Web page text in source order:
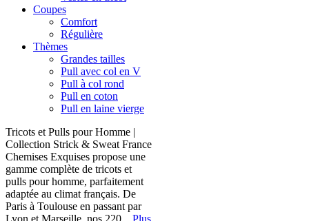
Coupes
Comfort
Régulière
Thèmes
Grandes tailles
Pull avec col en V
Pull à col rond
Pull en coton
Pull en laine vierge
Tricots et Pulls pour Homme |
Collection Strick & Sweat France
Chemises Exquises propose une
gamme complète de tricots et
pulls pour homme, parfaitement
adaptée au climat français. De
Paris à Toulouse en passant par
Lyon et Marseille, nos 220... Plus